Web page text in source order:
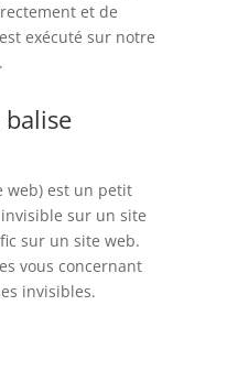
et de
exécuté sur notre
balise
web) est un petit
sur un site
sur un site web.
vous concernant
invisibles.